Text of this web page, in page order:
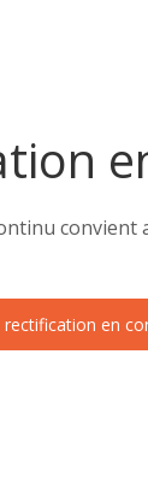
convient
rectification en